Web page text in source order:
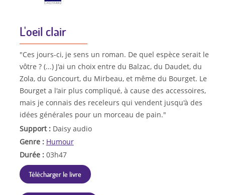
L'oeil clair
"Ces jours-ci, je sens un roman. De quel espèce serait le
vôtre ? (...) J'ai un choix entre du Balzac, du Daudet, du
Zola, du Goncourt, du Mirbeau, et même du Bourget. Le
Bourget a l'air plus compliqué, à cause des accessoires,
mais je connais des receleurs qui vendent jusqu'à des
idées générales pour un morceau de pain."
Support : Daisy audio
Genre : Humour
Durée : 03h47
Télécharger le livre